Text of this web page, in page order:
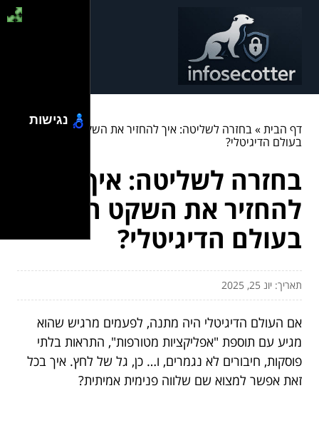
דף הבית»בחזרה לשליטה: איך להחזיר את השקט הנפשי
בעולם הדיגיטלי?
בחזרה לשליטה: איך
להחזיר את השקט הנפשי
בעולם הדיגיטלי?
תאריך: יונ 25, 2025
אם העולם הדיגיטלי היה מתנה, לפעמים מרגיש שהוא
מגיע עם תוספת "אפליקציות מטורפות", התראות בלתי
פוסקות, חיבורים לא נגמרים, ו… כן, גל של לחץ. איך בכל
זאת אפשר למצוא שם שלווה פנימית אמיתית?
נגישות